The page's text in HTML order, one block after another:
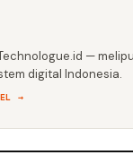
—
digital Indonesia.
→